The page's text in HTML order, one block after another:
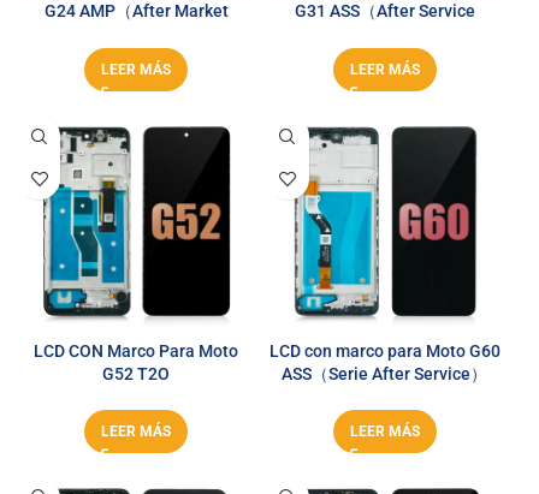
G24 AMP（After Market
LEER MÁS
G31 ASS（After Service
LEER MÁS
LCD CON Marco Para Moto
G52 T2O
LEER MÁS
LCD con marco para Moto G60
ASS（Serie After Service）
LEER MÁS